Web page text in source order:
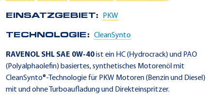
EINSATZGEBIET: PKW
TECHNOLOGIE: CleanSynto
RAVENOL SHL SAE 0W-40ist ein HC (Hydrocrack) und PAO
(Polyalphaolefin) basiertes, synthetisches Motorenöl mit
CleanSynto®-Technologie für PKW Motoren (Benzin und Diesel)
mit und ohne Turboaufladung und Direkteinspritzer.